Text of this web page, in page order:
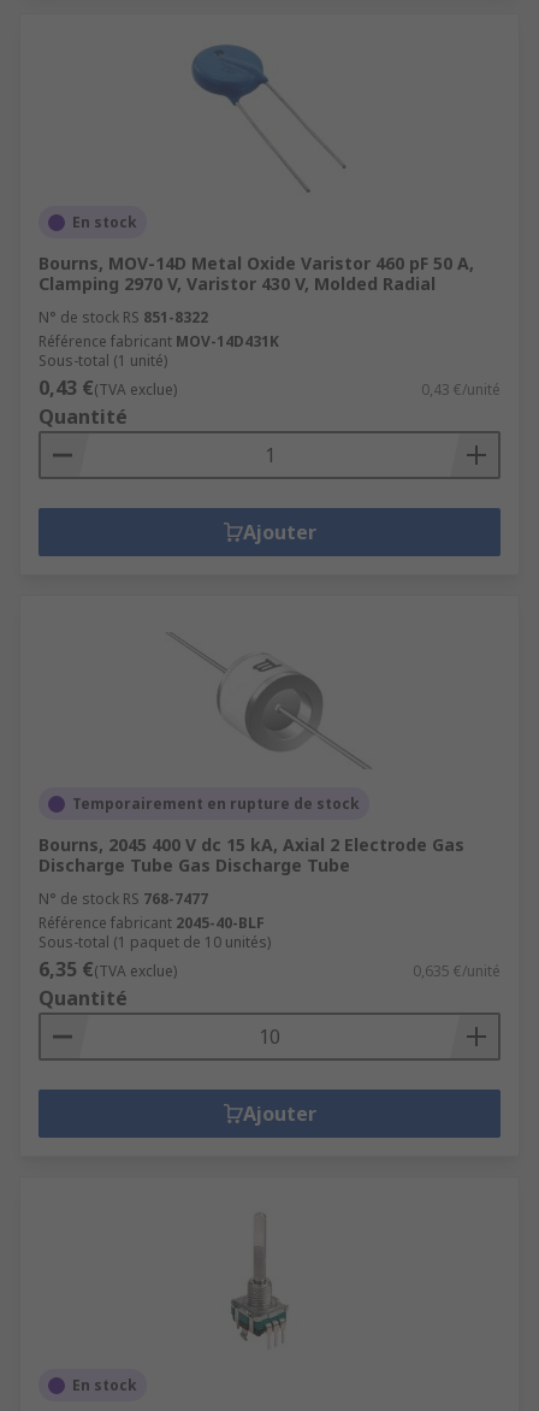
En stock
Bourns, MOV-14D Metal Oxide Varistor 460 pF 50 A,
Clamping 2970 V, Varistor 430 V, Molded Radial
N° de stock RS 851-8322
Référence fabricant MOV-14D431K
Sous-total (1 unité)
0,43 €(TVA exclue) 0,43 €/unité
Quantité
Ajouter
Temporairement en rupture de stock
Bourns, 2045 400 V dc 15 kA, Axial 2 Electrode Gas
Discharge Tube Gas Discharge Tube
N° de stock RS 768-7477
Référence fabricant 2045-40-BLF
Sous-total (1 paquet de 10 unités)
6,35 €(TVA exclue) 0,635 €/unité
Quantité
Ajouter
En stock